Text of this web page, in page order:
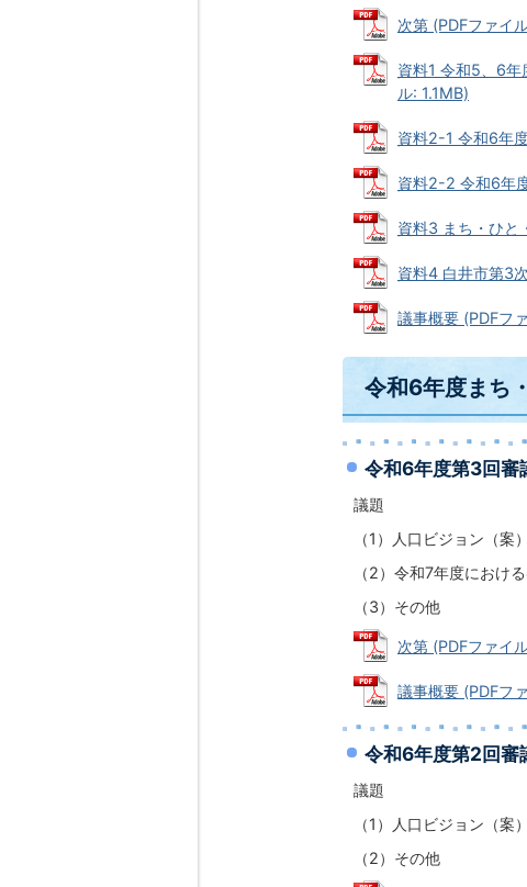
次第 (PDFファイ
資料1 令和5、6年
ル: 1.1MB)
資料2-1 令和6年
資料2-2 令和6年
資料3 まち・ひと
資料4 白井市第3
議事概要 (PDFフ
令和6年度まち
令和6年度第3回審
議題
（1）人口ビジョン（案
（2）令和7年度におけ
（3）その他
次第 (PDFファイ
議事概要 (PDFフ
令和6年度第2回審
議題
（1）人口ビジョン（案
（2）その他